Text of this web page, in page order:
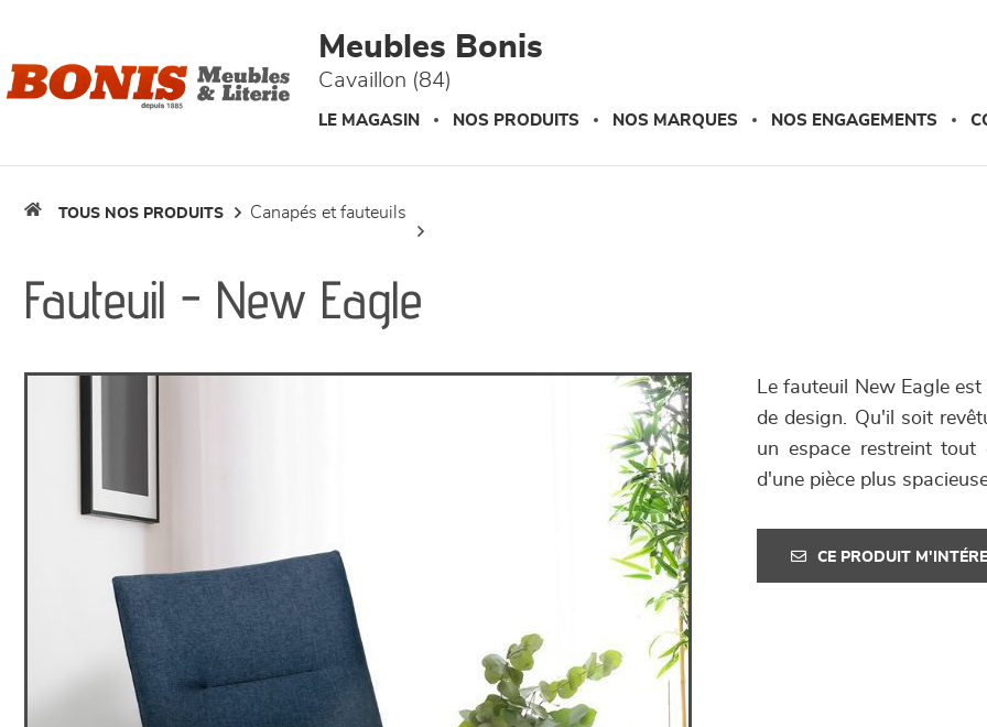
Meubles Bonis
Cavaillon (84)
LE MAGASIN NOS PRODUITS NOS MARQUES NOS ENGAGEMENTS
TOUS NOS PRODUITS canapés et fauteuils
Fauteuil - New Eagle
Le fauteuil New Eagle
de design. Qu'il soit
un espace restreint tout
d'une pièce plus
CE PRODUIT